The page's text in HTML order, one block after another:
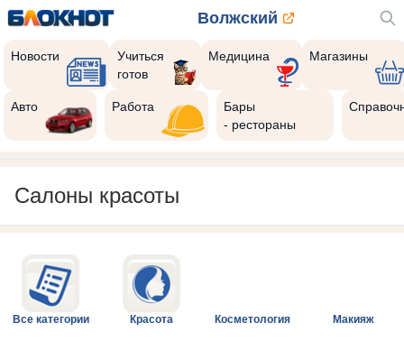
Волжский
Новости
Учиться
готов
Медицина Магазины
Авто Работа
Бары
- рестораны
Салоны красоты
Все категории Красота Косметология Макияж